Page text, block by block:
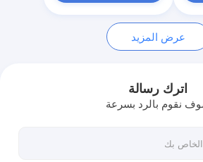
الرصيف
عرض المزيد
اترك رسالة
نقوم بالرد بسرعة